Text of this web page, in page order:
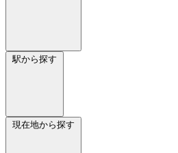
駅から探す
現在地から探す